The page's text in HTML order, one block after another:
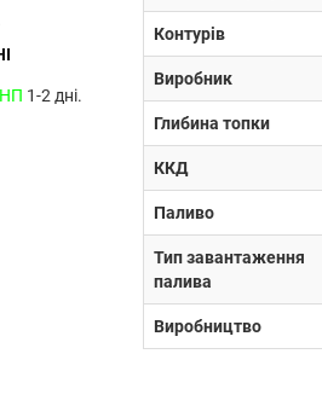
1-2 дні.
Контурів
Виробник
Глибина топки
ККД
Паливо
Тип завантаження
палива
Виробництво